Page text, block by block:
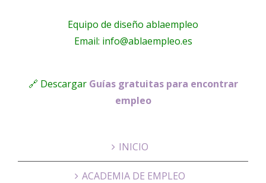
Equipo de diseño ablaempleo
Email: info@ablaempleo.es
🔗 Descargar Guías gratuitas para encontrar
empleo
INICIO
ACADEMIA DE EMPLEO